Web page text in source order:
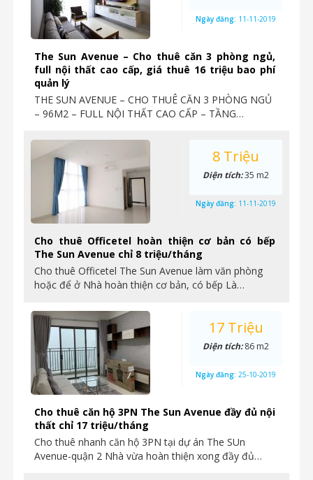
The Sun Avenue – Cho thuê căn 3 phòng ngủ,
full nội thất cao cấp, giá thuê 16 triệu bao phí
quản lý
THE SUN AVENUE – CHO THUÊ CĂN 3 PHÒNG NGỦ
– 96M2 – FULL NỘI THẤT CAO CẤP – TẦNG…
Ngày đăng: 11-11-2019
Cho thuê Officetel hoàn thiện cơ bản có bếp
The Sun Avenue chỉ 8 triệu/tháng
Cho thuê Officetel The Sun Avenue làm văn phòng
hoặc để ở Nhà hoàn thiện cơ bản, có bếp Là…
8 Triệu
Diện tích:35 m2
Ngày đăng: 11-11-2019
Cho thuê căn hộ 3PN The Sun Avenue đầy đủ nội
thất chỉ 17 triệu/tháng
Cho thuê nhanh căn hộ 3PN tại dự án The SUn
Avenue-quận 2 Nhà vừa hoàn thiện xong đầy đủ…
17 Triệu
Diện tích:86 m2
Ngày đăng: 25-10-2019